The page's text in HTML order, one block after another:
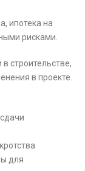
ипотека на
рисками.
строительстве,
в проекте.
для